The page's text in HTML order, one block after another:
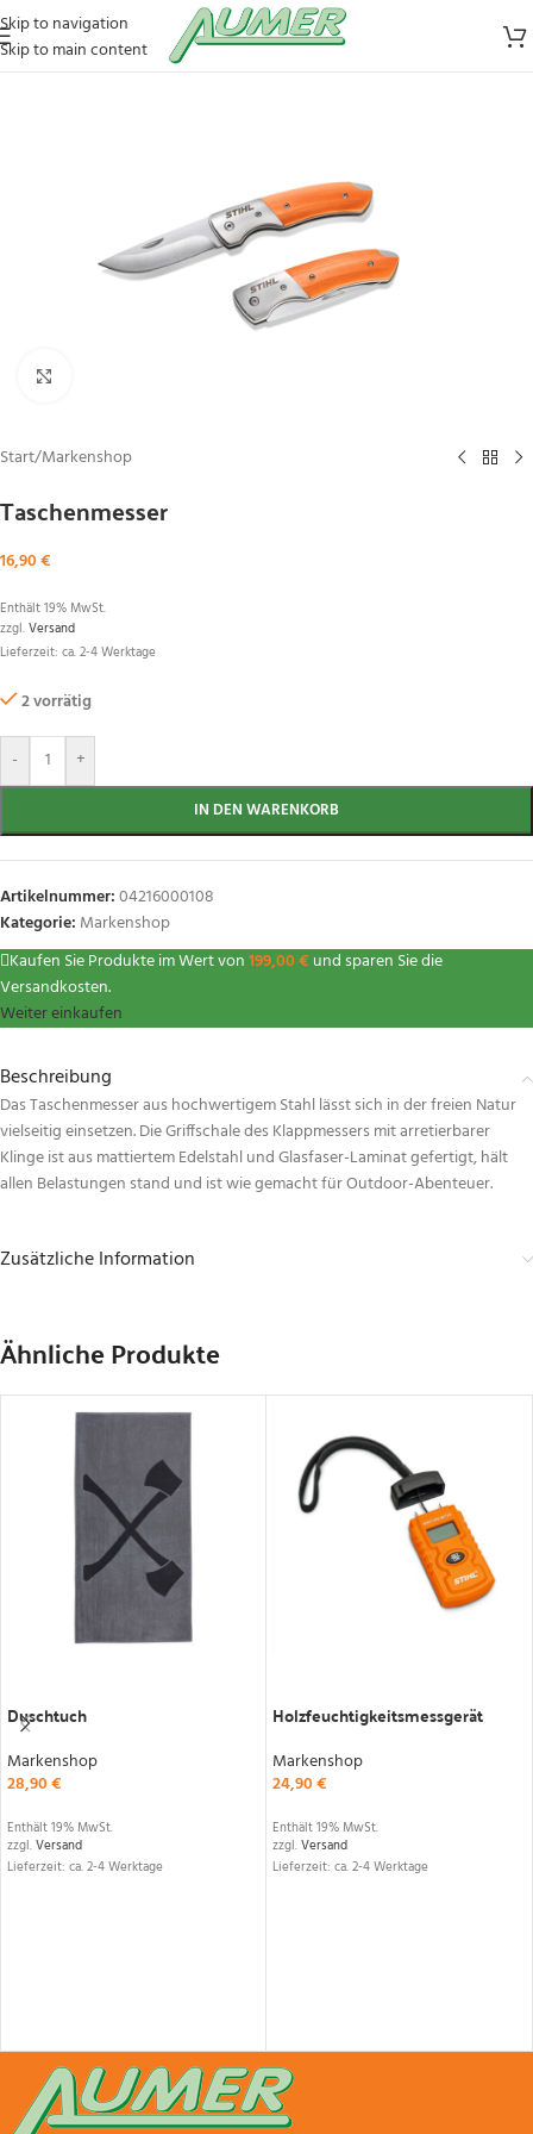
Skip to navigation
Skip to main content
Start/Markenshop
Taschenmesser
16,90€
Enthält 19% MwSt.
zzgl.Versand
Lieferzeit: ca. 2-4 Werktage
2 vorrätig
- +
IN DEN WARENKORB
Artikelnummer:04216000108
Kategorie: Markenshop
Kaufen Sie Produkte im Wert von199,00€ und sparen Sie die
Versandkosten.
Weiter einkaufen
Beschreibung
Das Taschenmesser aus hochwertigem Stahl lässt sich in der freien Natur
vielseitig einsetzen. Die Griffschale des Klappmessers mit arretierbarer
Klinge ist aus mattiertem Edelstahl und Glasfaser-Laminat gefertigt, hält
allen Belastungen stand und ist wie gemacht für Outdoor-Abenteuer.
Zusätzliche Information
Ähnliche Produkte
Duschtuch
Markenshop
28,90€
Enthält 19% MwSt.
zzgl.Versand
Lieferzeit: ca. 2-4 Werktage
Holzfeuchtigkeitsmessgerät
Markenshop
24,90€
Enthält 19% MwSt.
zzgl.Versand
Lieferzeit: ca. 2-4 Werktage